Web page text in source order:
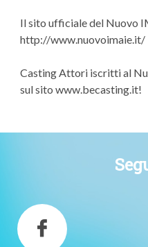
Il sito ufficiale del Nuovo
http://www.nuovoimaie.it/
Casting Attori iscritti al
sul sito www.becasting.it!